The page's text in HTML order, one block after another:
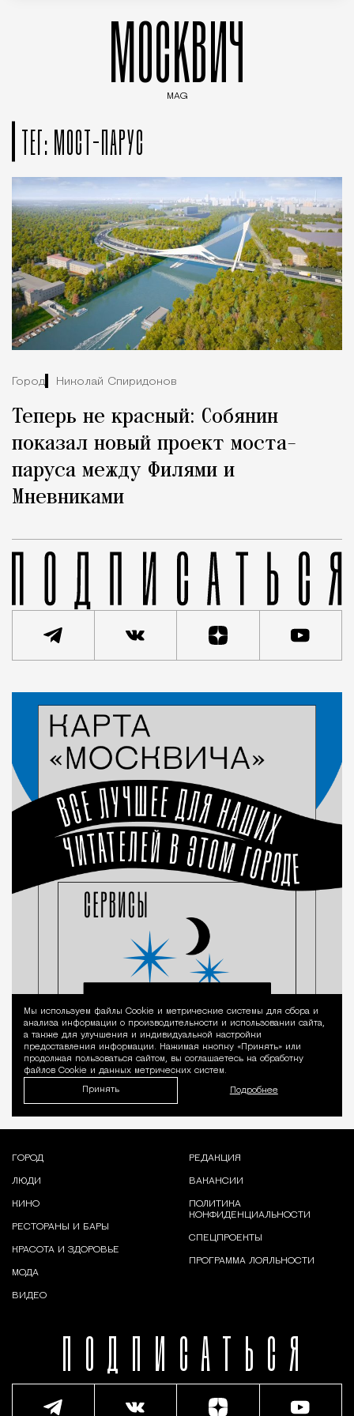
МОСКВИЧ
MAG
ТЕГ: МОСТ-ПАРУС
Город Николай Спиридонов
Теперь не красный: Собянин
показал новый проект моста-
паруса между Филями и
Мневниками
Уведомление
Мы используем файлы Сookie и метрические системы для сбора и
анализа информации о производительности и использовании сайта,
а также для улучшения и индивидуальной настройки
предоставления информации. Нажимая кнопку «Принять» или
продолжая пользоваться сайтом, вы соглашаетесь на обработку
файлов Cookie и данных метрических систем.
Принять Подробнее
ПОДПИСАТЬСЯ
ГОРОД
ЛЮДИ
КИНО
РЕСТОРАНЫ И БАРЫ
КРАСОТА И ЗДОРОВЬЕ
МОДА
ВИДЕО
РЕДАКЦИЯ
ВАКАНСИИ
ПОЛИТИКА
КОНФИДЕНЦИАЛЬНОСТИ
СПЕЦПРОЕКТЫ
ПРОГРАММА ЛОЯЛЬНОСТИ